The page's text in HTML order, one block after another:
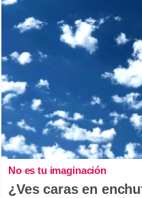
No es tu imaginación
¿Ves caras en